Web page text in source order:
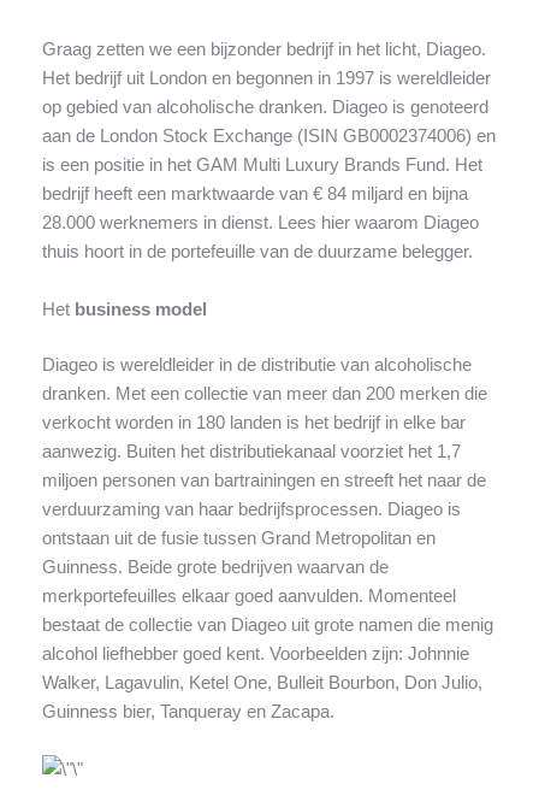
Graag zetten we een bijzonder bedrijf in het licht, Diageo.
Het bedrijf uit London en begonnen in 1997 is wereldleider
op gebied van alcoholische dranken. Diageo is genoteerd
aan de London Stock Exchange (ISIN GB0002374006) en
is een positie in het GAM Multi Luxury Brands Fund. Het
bedrijf heeft een marktwaarde van € 84 miljard en bijna
28.000 werknemers in dienst. Lees hier waarom Diageo
thuis hoort in de portefeuille van de duurzame belegger.
Het business model
Diageo is wereldleider in de distributie van alcoholische
dranken. Met een collectie van meer dan 200 merken die
verkocht worden in 180 landen is het bedrijf in elke bar
aanwezig. Buiten het distributiekanaal voorziet het 1,7
miljoen personen van bartrainingen en streeft het naar de
verduurzaming van haar bedrijfsprocessen. Diageo is
ontstaan uit de fusie tussen Grand Metropolitan en
Guinness. Beide grote bedrijven waarvan de
merkportefeuilles elkaar goed aanvulden. Momenteel
bestaat de collectie van Diageo uit grote namen die menig
alcohol liefhebber goed kent. Voorbeelden zijn: Johnnie
Walker, Lagavulin, Ketel One, Bulleit Bourbon, Don Julio,
Guinness bier, Tanqueray en Zacapa.